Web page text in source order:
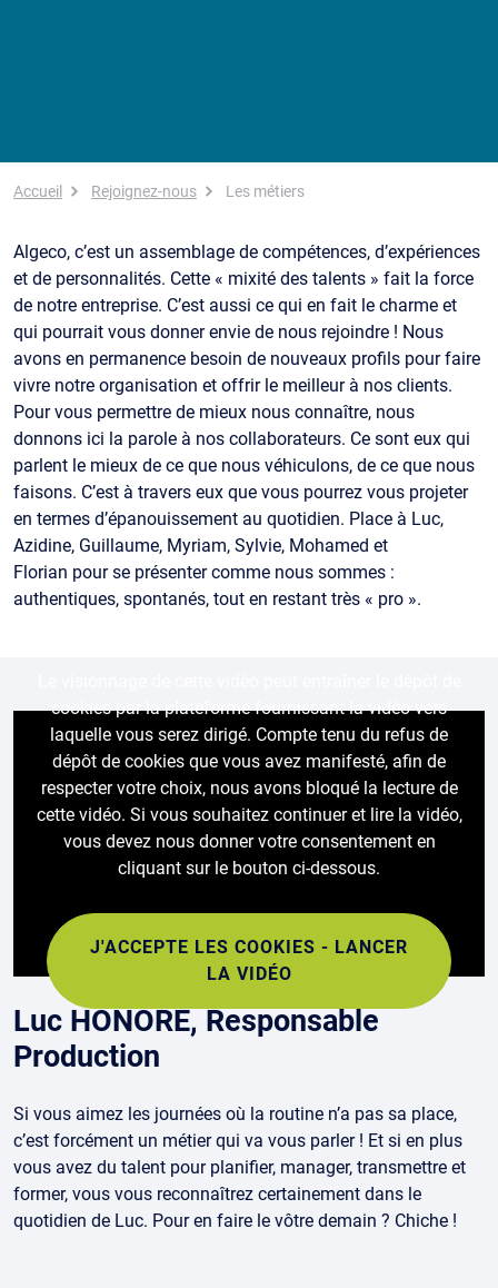
Fil d'Ariane
Accueil Rejoignez-nous Les métiers
Algeco, c’est un assemblage de compétences, d’expériences
et de personnalités. Cette « mixité des talents » fait la force
de notre entreprise. C’est aussi ce qui en fait le charme et
qui pourrait vous donner envie de nous rejoindre ! Nous
avons en permanence besoin de nouveaux profils pour faire
vivre notre organisation et offrir le meilleur à nos clients.
Pour vous permettre de mieux nous connaître, nous
donnons ici la parole à nos collaborateurs. Ce sont eux qui
parlent le mieux de ce que nous véhiculons, de ce que nous
faisons. C’est à travers eux que vous pourrez vous projeter
en termes d’épanouissement au quotidien. Place à Luc,
Azidine, Guillaume, Myriam, Sylvie, Mohamed et
Florian pour se présenter comme nous sommes :
authentiques, spontanés, tout en restant très « pro ».
cookies par la plateforme fournissant la vidéo vers
laquelle vous serez dirigé. Compte tenu du refus de
dépôt de cookies que vous avez manifesté, afin de
respecter votre choix, nous avons bloqué la lecture de
cette vidéo. Si vous souhaitez continuer et lire la vidéo,
vous devez nous donner votre consentement en
cliquant sur le bouton ci-dessous.
J'ACCEPTE LES COOKIES - LANCER
LA VIDÉO
Luc HONORÉ, Responsable
Production
Si vous aimez les journées où la routine n’a pas sa place,
c’est forcément un métier qui va vous parler ! Et si en plus
vous avez du talent pour planifier, manager, transmettre et
former, vous vous reconnaîtrez certainement dans le
quotidien de Luc. Pour en faire le vôtre demain ? Chiche !